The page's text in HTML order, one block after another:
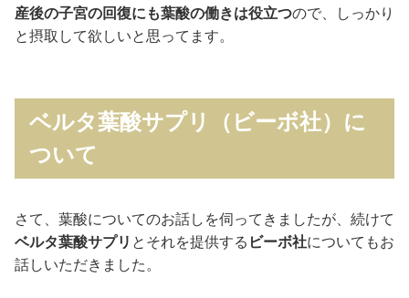
産後の子宮の回復にも葉酸の働きは役立つので、しっかり
と摂取して欲しいと思ってます。
ベルタ葉酸サプリ（ビーボ社）に
ついて
さて、葉酸についてのお話しを伺ってきましたが、続けて
ベルタ葉酸サプリ とそれを提供する ビーボ社についてもお
話しいただきました。